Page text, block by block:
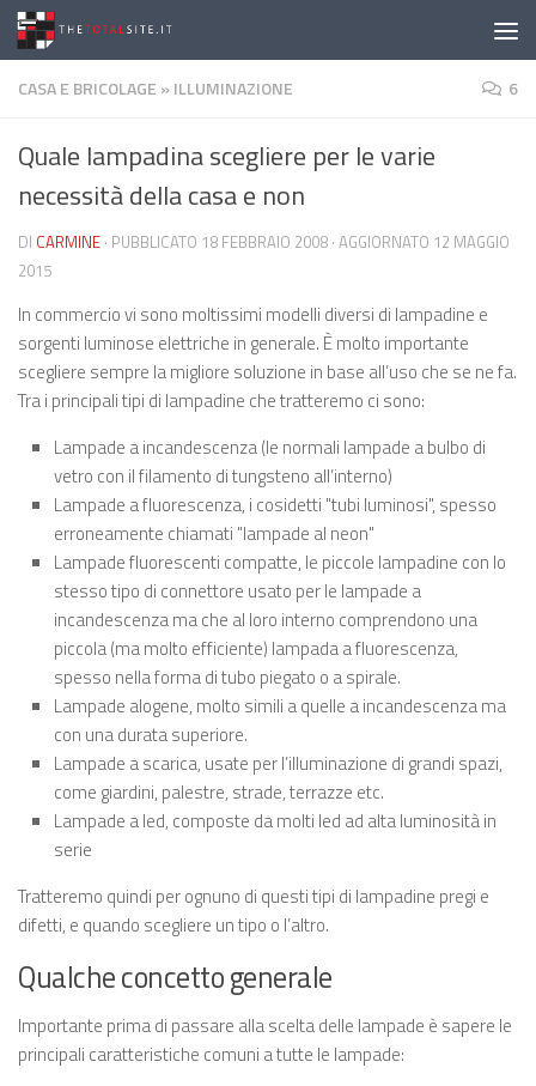
Salta al contenuto
CASA E BRICOLAGE »ILLUMINAZIONE 6
Quale lampadina scegliere per le varie
necessità della casa e non
DI CARMINE · PUBBLICATO 18 FEBBRAIO 2008 · AGGIORNATO 12 MAGGIO
2015
In commercio vi sono moltissimi modelli diversi di lampadine e
sorgenti luminose elettriche in generale. È molto importante
scegliere sempre la migliore soluzione in base all’uso che se ne fa.
Tra i principali tipi di lampadine che tratteremo ci sono:
Lampade a incandescenza (le normali lampade a bulbo di
vetro con il filamento di tungsteno all’interno)
Lampade a fluorescenza, i cosidetti "tubi luminosi", spesso
erroneamente chiamati "lampade al neon"
Lampade fluorescenti compatte, le piccole lampadine con lo
stesso tipo di connettore usato per le lampade a
incandescenza ma che al loro interno comprendono una
piccola (ma molto efficiente) lampada a fluorescenza,
spesso nella forma di tubo piegato o a spirale.
Lampade alogene, molto simili a quelle a incandescenza ma
con una durata superiore.
Lampade a scarica, usate per l’illuminazione di grandi spazi,
come giardini, palestre, strade, terrazze etc.
Lampade a led, composte da molti led ad alta luminosità in
serie
Tratteremo quindi per ognuno di questi tipi di lampadine pregi e
difetti, e quando scegliere un tipo o l’altro.
Qualche concetto generale
Importante prima di passare alla scelta delle lampade è sapere le
principali caratteristiche comuni a tutte le lampade: